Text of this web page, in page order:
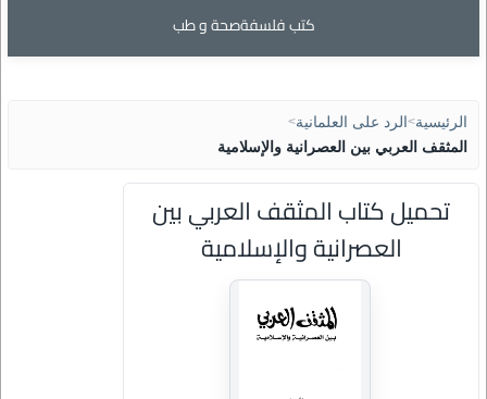
كتب فلسفةصحة و طب
الرئيسية> الرد على العلمانية>
المثقف العربي بين العصرانية والإسلامية
تحميل كتاب المثقف العربي بين
العصرانية والإسلامية